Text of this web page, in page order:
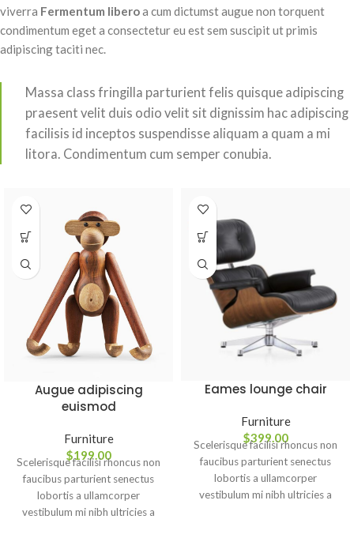
viverra Fermentum liberoa cum dictumst augue non torquent
condimentum eget a consectetur eu est sem suscipit ut primis
adipiscing taciti nec.
Massa class fringilla parturient felis quisque adipiscing
praesent velit duis odio velit sit dignissim hac adipiscing
facilisis id inceptos suspendisse aliquam a quam a mi
litora. Condimentum cum semper conubia.
Augue adipiscing
euismod
Furniture
$199.00
Scelerisque facilisi rhoncus non
faucibus parturient senectus
lobortis a ullamcorper
vestibulum mi nibh ultricies a
Eames lounge chair
Furniture
$399.00
Scelerisque facilisi rhoncus non
faucibus parturient senectus
lobortis a ullamcorper
vestibulum mi nibh ultricies a